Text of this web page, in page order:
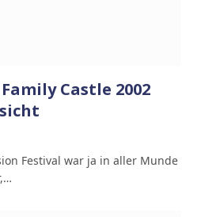
Castle 2002
Festival war ja in aller Munde